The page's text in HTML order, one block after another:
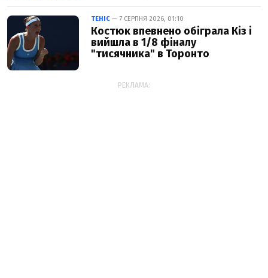
ТЕНІС — 7 СЕРПНЯ 2026, 01:10
Костюк впевнено обіграла Кіз і
вийшла в 1/8 фіналу
"тисячника" в Торонто
РЕКЛАМА: